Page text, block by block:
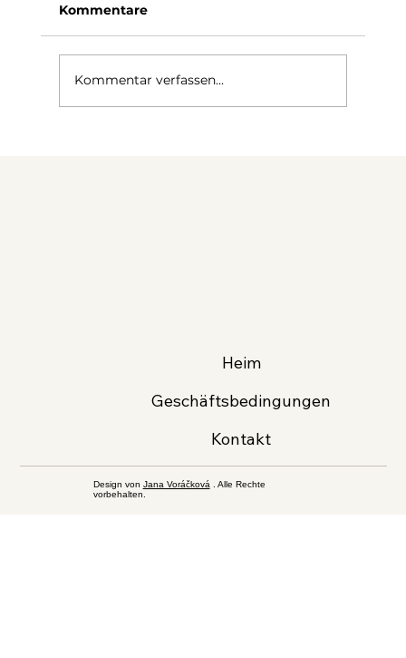
Kommentare
Kommentar verfassen...
Heim
Geschäftsbedingungen
Kontakt
Design von Jana Voráčková . Alle Rechte
vorbehalten.